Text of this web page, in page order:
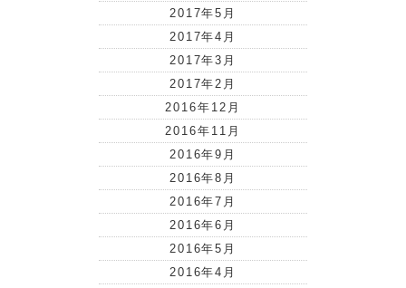
2017年5月
2017年4月
2017年3月
2017年2月
2016年12月
2016年11月
2016年9月
2016年8月
2016年7月
2016年6月
2016年5月
2016年4月